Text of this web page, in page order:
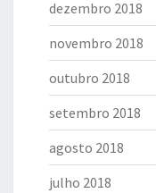
dezembro 2018
novembro 2018
outubro 2018
setembro 2018
agosto 2018
julho 2018